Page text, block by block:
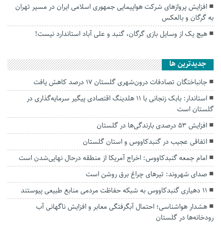
افزایش پروازهای شرکت هواپیمایی جمهوری اسلامی ایران در مسیر تهران
به گرگان و بالعکس
هیچ یک از وسایل بازی گرگان، گنبد و علی آباد استاندارد نیست!
جديدترين ها
جانباختگان تصادفات درون‌شهری گلستان ۱۷ درصد کاهش یافت
استاندار: بابک زنجانی با ۱۱ هلدینگ اقتصادی پیگیر سرمایه‌گذاری در
گلستان است
افزایش ۵۳ درصدی بارندگی‌ها در گلستان
اتفاقی عجیب در‌ گنبدکاووس و استان گلستان
امام جمعه گنبدکاووس: اخراج آمریکا از منطقه درحال نهایی‌شدن است
صدای شهروند: تیرهای چراغ برق روشن است
۱۱ دهیاری گنبدکاووس به شبکه حفاظت مردمی منابع طبیعی پیوستند
هشدار هواشناسی؛ احتمال آبگرفتگی معابر و افزایش ناگهانی آب
رودخانه‌ها در گلستان